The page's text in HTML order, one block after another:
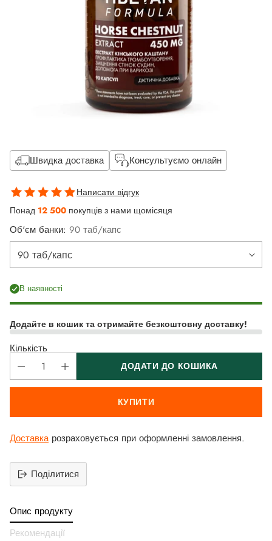
Швидка доставка Консультуємо онлайн
Написати відгук
Понад 12 500 покупців з нами щомісяця
Об'єм банки: 90 таб/капс
В наявності
Додайте в кошик та отримайте безкоштовну доставку!
Кількість
ДОДАТИ ДО КОШИКА
КУПИТИ
Доставкарозраховується при оформленні замовлення.
Поділитися
продукт
до
вашего
Опис продукту
Рекомендації